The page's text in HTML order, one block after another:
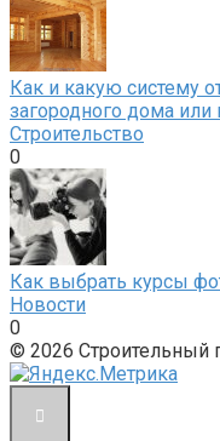
Как и какую систему
загородного дома или
Строительство
0
Как выбрать курсы
Новости
0
© 2026 Строительный